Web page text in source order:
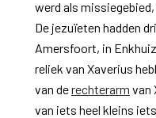
werd als
De jezuïeten hadden
Amersfoort, in
reliek van Xaverius
van derechterarm van
van iets heel kleins